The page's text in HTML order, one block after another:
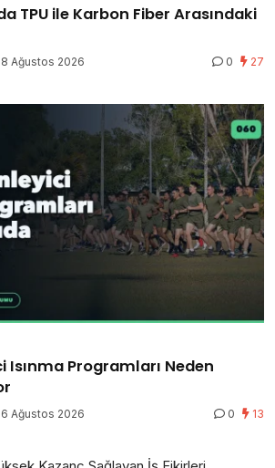
TPU ile Karbon Fiber Arasındaki
8 Ağustos 2026 0 27
Isınma Programları Neden
6 Ağustos 2026 0 13